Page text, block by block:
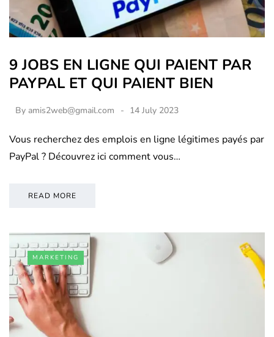
9 JOBS EN LIGNE QUI PAIENT PAR
PAYPAL ET QUI PAIENT BIEN
By amis2web@gmail.com 14 July 2023
Vous recherchez des emplois en ligne légitimes payés par
PayPal ? Découvrez ici comment vous…
READ MORE
MARKETING